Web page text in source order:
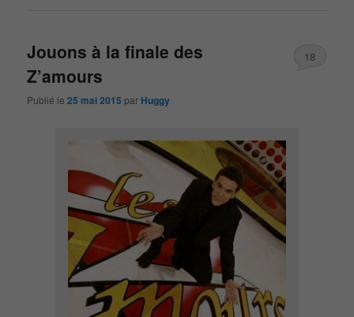
Jouons à la finale des
Z’amours
Publié le25 mai 2015 par Huggy
18